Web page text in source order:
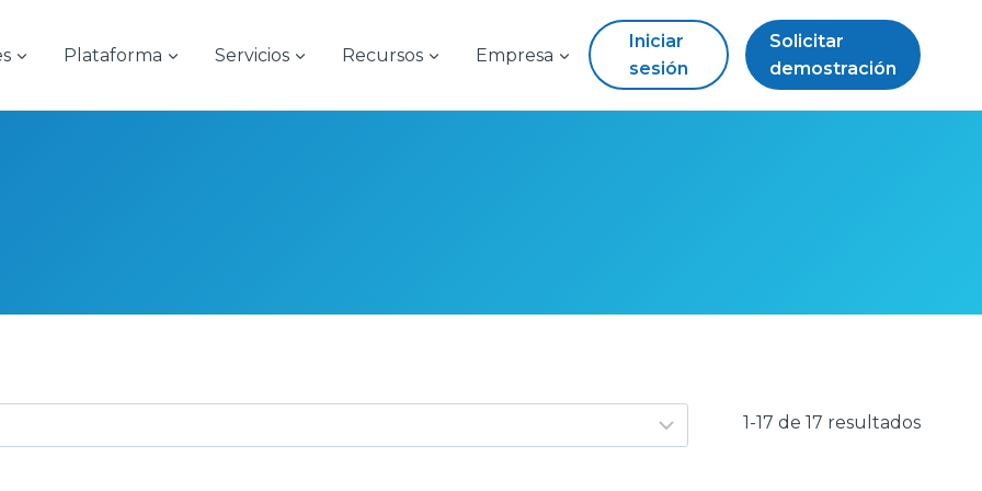
Plataforma Servicios Recursos Empresa
Iniciar
sesión
Solicitar
demostración
1-17 de 17 resultados